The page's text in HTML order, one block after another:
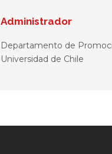
Administrador
Departamento de
Universidad de Chile